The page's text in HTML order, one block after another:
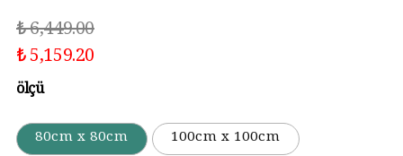
₺ 6,449.00
₺ 5,159.20
ölçü
80cm x 80cm
100cm x 100cm